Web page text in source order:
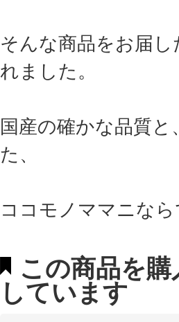
そんな商品をお届
れました。
国産の確かな品質
た、
ココモノママニな
この商品を
しています